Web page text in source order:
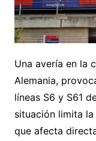
Una avería en la
Alemania,
líneas S6 y S61
situación limita
que afecta